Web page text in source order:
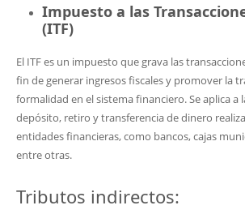
Impuesto a las
(ITF)
El ITF es un impuesto que grava las
fin de generar ingresos fiscales y promover la
formalidad en el sistema financiero. Se aplica a
depósito, retiro y transferencia de dinero
entidades financieras, como bancos, cajas
entre otras.
Tributos indirectos: